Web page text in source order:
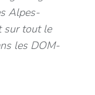
Alpes-
sur tout le
les DOM-